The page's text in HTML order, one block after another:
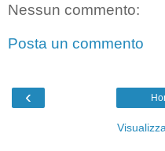
Nessun commento:
Posta un commento
‹